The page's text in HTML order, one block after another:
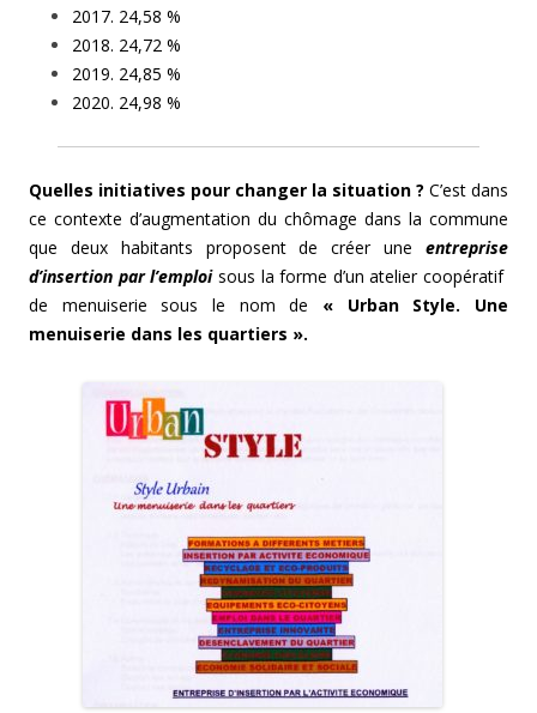
2017. 24,58 %
2018. 24,72 %
2019. 24,85 %
2020. 24,98 %
Quelles initiatives pour changer la situation ? C’est dans
ce contexte d’augmentation du chômage dans la commune
que deux habitants proposent de créer une entreprise
d’insertion par l’emploi sous la forme d’un atelier coopératif
de menuiserie sous le nom de « Urban Style. Une
menuiserie dans les quartiers ».